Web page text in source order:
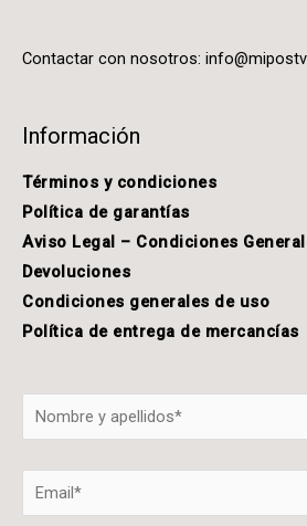
Contactar con nosotros:
Información
Términos y condiciones
Política de garantías
Aviso Legal – Condiciones
Devoluciones
Condiciones generales de uso
Política de entrega de mercancías